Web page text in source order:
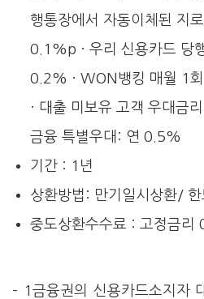
행통장에서 자동이체된 지
0.1%p · 우리 신용카드 당
0.2% · WON뱅킹 매월 1
· 대출 미보유 고객 우대금
금융 특별우대: 연 0.5%
기간 : 1년
상환방법: 만기일시상환/ 한
중도상환수수료 : 고정금
– 1금융권의 신용카드소지자